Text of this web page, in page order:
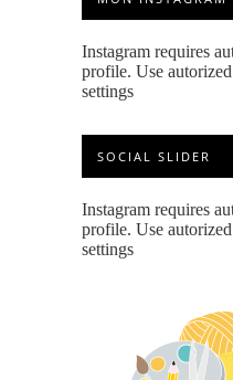
Instagram requires
profile. Use
settings
SOCIAL SLIDER
Instagram requires
profile. Use
settings